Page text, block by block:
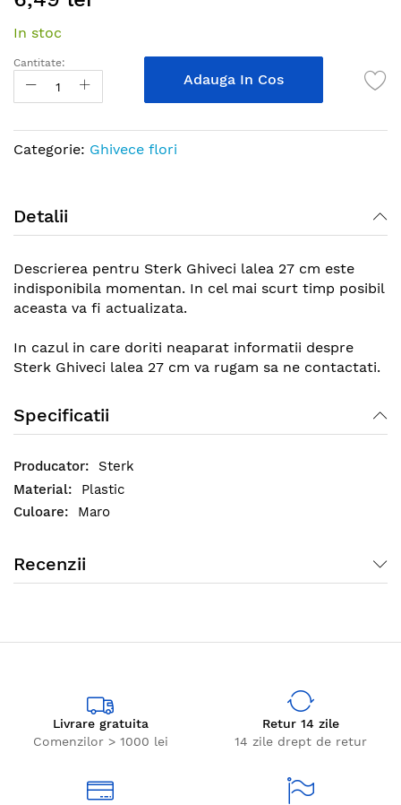
beginning
of
images
In stoc
Cantitate:
Adauga In Cos
Categorie: Ghivece flori
Detalii
Descrierea pentru Sterk Ghiveci lalea 27 cm este
indisponibila momentan. In cel mai scurt timp posibil
aceasta va fi actualizata.
In cazul in care doriti neaparat informatii despre
Sterk Ghiveci lalea 27 cm va rugam sa ne contactati.
Specificatii
Sterk
Plastic
Maro
Recenzii
Livrare gratuita
Comenzilor > 1000 lei
Retur 14 zile
14 zile drept de retur